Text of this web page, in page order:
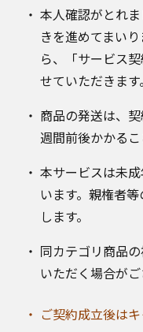
本人確認がとれ
きを進めてまい
ら、「サービス
せていただきます。
商品の発送は、
週間前後かかるこ
本サービスは未
います。親権者
します。
同カテゴリ商品
いただく場合がご
ご契約成立後は